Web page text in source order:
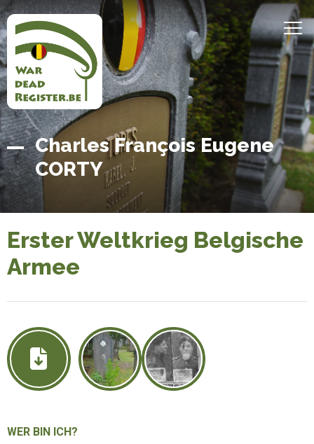
Direkt
zum
Inhalt
Startseite
Belgian
War
Dead
Register
Charles François Eugene
CORTY
Erster Weltkrieg Belgische
Armee
WER BIN ICH?